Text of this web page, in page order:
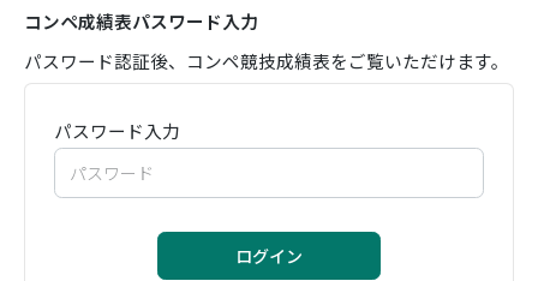
コンペ成績表パスワード入力
パスワード認証後、コンペ競技成績表をご覧いただけます。
パスワード入力
ログイン